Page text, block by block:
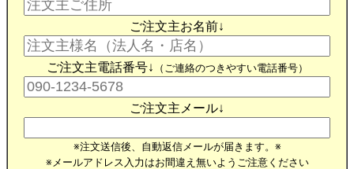
ご注文主お名前↓
ご注文主電話番号↓ （ご連絡のつきやすい電話番号）
ご注文主メール↓
※注文送信後、自動返信メールが届きます。※
※メールアドレス入力はお間違え無いようご注意ください